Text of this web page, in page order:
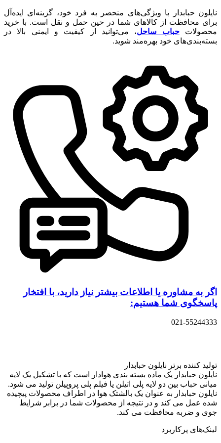
نایلون حبابدار با ویژگی‌های منحصر به فرد خود، گزینه‌ای ایده‌آل
برای محافظت از کالاهای شما در حین حمل و نقل است. با خرید
محصولاتحباب ساحل، می‌توانید از کیفیت و ایمنی بالا در
بسته‌بندی‌های خود بهره‌مند شوید.
اگر به مشاوره یا اطلاعات بیشتر نیاز دارید، با افتخار
پاسخگوی شما هستیم:
021-55244333
تولید کننده برتر نایلون حبابدار
نایلون حبابدار یک ماده بسته بندی هوادار است که با تشکیل یک لایه
میانی حباب بین دو لایه پلی اتیلن یا فیلم پلی پروپیلن تولید می شود.
نایلون حبابدار به عنوان یک بالشتک هوا در اطراف محصولات پیچیده
شده عمل می کند و در نتیجه از محصولات شما در برابر شرایط
جوی و ضربه محافظت می کند.
لینک‌های پرکاربرد